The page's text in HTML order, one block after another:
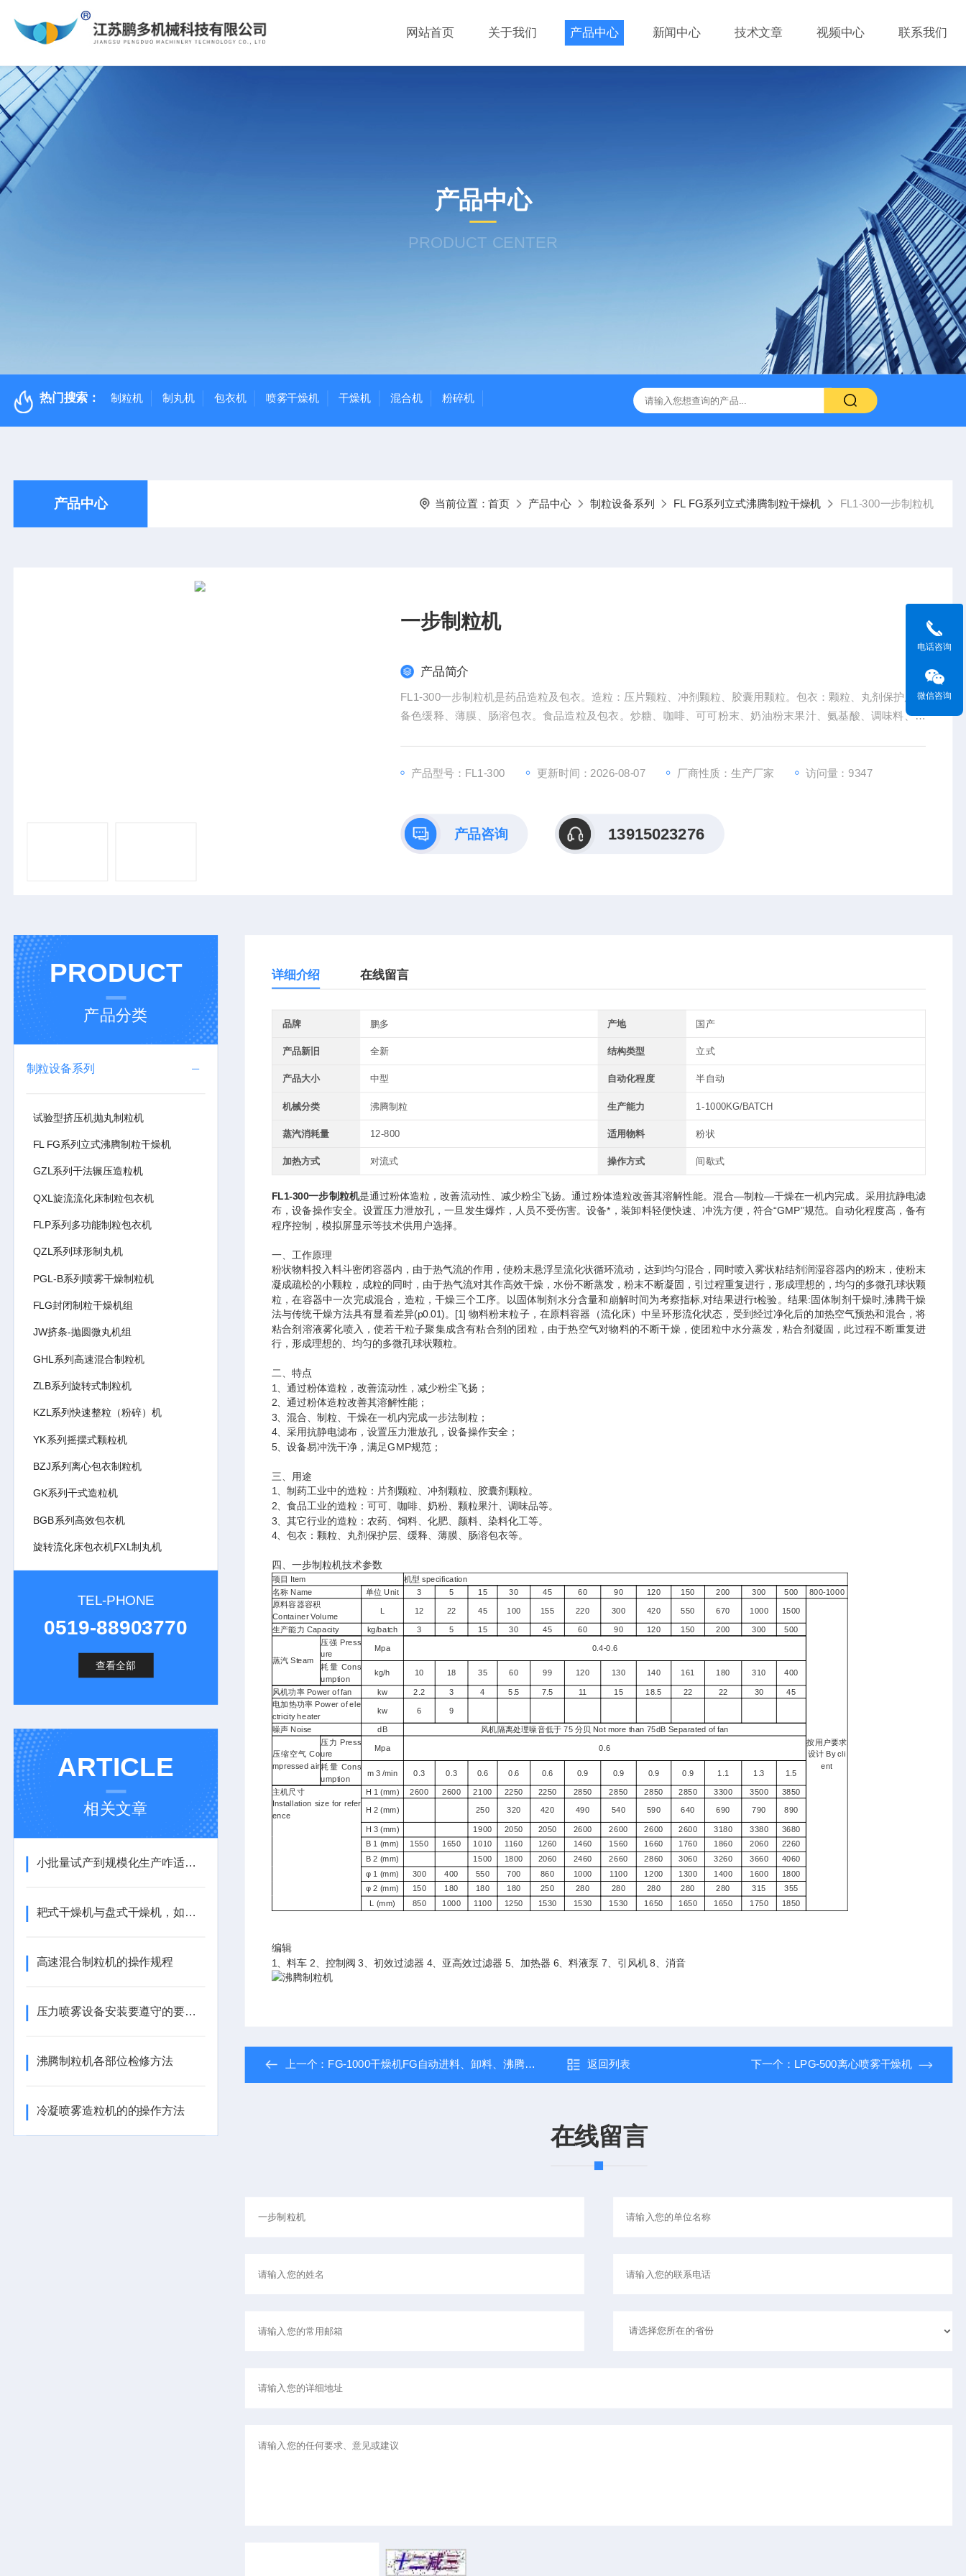
网站首页 关于我们 产品中心 新闻中心 技术文章 视频中心 联系我们
产品中心
PRODUCT CENTER
热门搜索： 制粒机 制丸机 包衣机 喷雾干燥机 干燥机 混合机 粉碎机
产品中心 当前位置：首页 产品中心 制粒设备系列 FL FG系列立式沸腾制粒干燥机 FL1-300一步制粒机
一步制粒机
产品简介
FL1-300一步制粒机是药品造粒及包衣。造粒：压片颗粒、冲剂颗粒、胶囊用颗粒。包衣：颗粒、丸剂保护层，
备色缓释、薄膜、肠溶包衣。食品造粒及包衣。炒糖、咖啡、可可粉末、奶油粉末果汁、氨基酸、调味料、膨
产品型号：FL1-300 更新时间：2026-08-07 厂商性质：生产厂家 访问量：9347
产品咨询 13915023276
PRODUCT
产品分类
制粒设备系列
试验型挤压机抛丸制粒机
FL FG系列立式沸腾制粒干燥机
GZL系列干法辗压造粒机
QXL旋流流化床制粒包衣机
FLP系列多功能制粒包衣机
QZL系列球形制丸机
PGL-B系列喷雾干燥制粒机
FLG封闭制粒干燥机组
JW挤条-抛圆微丸机组
GHL系列高速混合制粒机
ZLB系列旋转式制粒机
KZL系列快速整粒（粉碎）机
YK系列摇摆式颗粒机
BZJ系列离心包衣制粒机
GK系列干式造粒机
BGB系列高效包衣机
旋转流化床包衣机FXL制丸机
TEL-PHONE
0519-88903770
查看全部
ARTICLE
相关文章
小批量试产到规模化生产咋适配？鹏多高速混合制粒机可灵活调参数，多场景 hold 住！
耙式干燥机与盘式干燥机，如何选择？
高速混合制粒机的操作规程
压力喷雾设备安装要遵守的要求有很多吗
沸腾制粒机各部位检修方法
冷凝喷雾造粒机的的操作方法
详细介绍 在线留言
品牌 鹏多 产地 国产
产品新旧 全新 结构类型 立式
产品大小 中型 自动化程度 半自动
机械分类 沸腾制粒 生产能力 1-1000KG/BATCH
蒸汽消耗量 12-800 适用物料 粉状
加热方式 对流式 操作方式 间歇式
FL1-300一步制粒机是通过粉体造粒，改善流动性、减少粉尘飞扬。通过粉体造粒改善其溶解性能。混合—制粒—干燥在一机内完成。采用抗静电滤
布，设备操作安全。设置压力泄放孔，一旦发生爆炸，人员不受伤害。设备*，装卸料轻便快速、冲洗方便，符合“GMP”规范。自动化程度高，备有
程序控制，模拟屏显示等技术供用户选择。
一、工作原理
粉状物料投入料斗密闭容器内，由于热气流的作用，使粉末悬浮呈流化状循环流动，达到均匀混合，同时喷入雾状粘结剂润湿容器内的粉末，使粉末
凝成疏松的小颗粒，成粒的同时，由于热气流对其作高效干燥，水份不断蒸发，粉末不断凝固，引过程重复进行，形成理想的，均匀的多微孔球状颗
粒，在容器中一次完成混合，造粒，干燥三个工序。以固体制剂水分含量和崩解时间为考察指标,对结果进行t检验。结果:固体制剂干燥时,沸腾干燥
法与传统干燥方法具有显着差异(p0.01)。[1] 物料粉末粒子，在原料容器（流化床）中呈环形流化状态，受到经过净化后的加热空气预热和混合，将
粘合剂溶液雾化喷入，使若干粒子聚集成含有粘合剂的团粒，由于热空气对物料的不断干燥，使团粒中水分蒸发，粘合剂凝固，此过程不断重复进
行，形成理想的、均匀的多微孔球状颗粒。
二、特点
1、通过粉体造粒，改善流动性，减少粉尘飞扬；
2、通过粉体造粒改善其溶解性能；
3、混合、制粒、干燥在一机内完成一步法制粒；
4、采用抗静电滤布，设置压力泄放孔，设备操作安全；
5、设备易冲洗干净，满足GMP规范；
三、用途
1、制药工业中的造粒：片剂颗粒、冲剂颗粒、胶囊剂颗粒。
2、食品工业的造粒：可可、咖啡、奶粉、颗粒果汁、调味品等。
3、其它行业的造粒：农药、饲料、化肥、颜料、染料化工等。
4、包衣：颗粒、丸剂保护层、缓释、薄膜、肠溶包衣等。
四、一步制粒机技术参数
项目 Item
机型 specification
名称 Name
单位 Unit 3 5 15 30 45 60 90 120 150 200 300 500
800-1000
原料容器容积
L 12 22 45 100 155 220 300 420 550 670 1000 1500
按用户要求
设计 By cli
ent
Container Volume
生产能力 Capacity
kg/batch 3 5 15 30 45 60 90 120 150 200 300 500
蒸汽 Steam
压强 Press
ure
Mpa
0.4-0.6
耗量 Cons
umption
kg/h 10 18 35 60 99 120 130 140 161 180 310
400
风机功率 Power of fan
kw 2.2 3 4 5.5 7.5 11 15 18.5 22 22 30
45
电加热功率 Power of ele
ctricity heater
kw 6 9
噪声 Noise dB 风机隔离处理噪音低于 75 分贝 Not more than 75dB Separated of fan
压缩空气 Co
mpressed air
压力 Press
ure
Mpa
0.6
耗量 Cons
umption
m 3 /min 0.3 0.3 0.6 0.6 0.6 0.9 0.9 0.9 0.9 1.1 1.3
1.5
主机尺寸
H 1 (mm) 2600 2600 2100 2250 2250 2850 2850 2850 2850 3300 3500
3850
Installation size for refer
ence
H 2 (mm) 250 320 420 490 540 590 640 690 790 890
H 3 (mm) 1900 2050 2050 2600 2600 2600 2600 3180 3380
3680
B 1 (mm)
1550 1650 1010 1160 1260 1460 1560 1660 1760 1860 2060
2260
B 2 (mm)
1500 1800 2060 2460 2660 2860 3060 3260 3660
4060
φ 1 (mm)
300 400 550 700 860 1000 1100 1200 1300 1400 1600
1800
φ 2 (mm)
150 180 180 180 250 280 280 280 280 280 315
355
L (mm)
850 1000 1100 1250 1530 1530 1530 1650 1650 1650 1750 1850
编辑
1、料车 2、控制阀 3、初效过滤器 4、亚高效过滤器 5、加热器 6、料液泵 7、引风机 8、消音
上一个： FG-1000干燥机FG自动进料、卸料、沸腾制粒干燥机 制粒干燥设备 返回列表 下一个： LPG-500离心喷雾干燥机
在线留言
电话咨询
微信咨询